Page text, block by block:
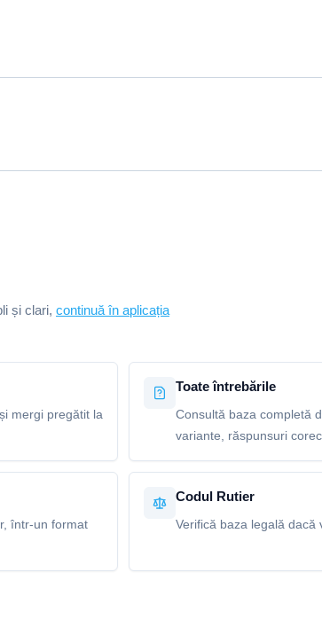
și clari, continuă în aplicația
mergi pregătit la
Toate întrebările
Consultă baza completă
variante, răspunsuri
într-un format
Codul Rutier
Verifică baza legală dacă